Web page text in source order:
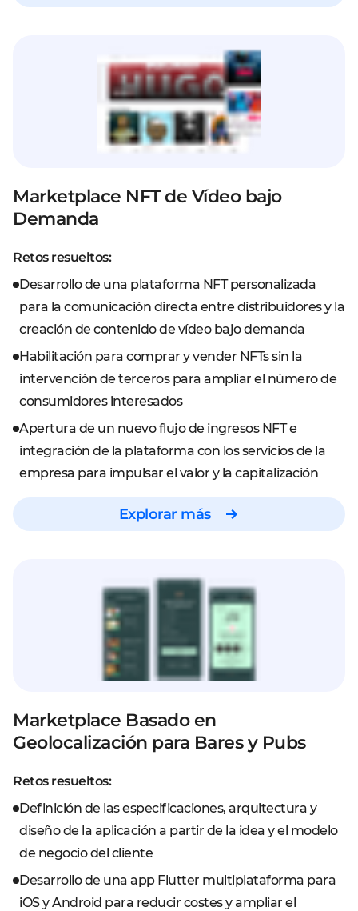
Marketplace NFT de Vídeo bajo
Demanda
Retos resueltos:
Desarrollo de una plataforma NFT personalizada
para la comunicación directa entre distribuidores y la
creación de contenido de vídeo bajo demanda
Habilitación para comprar y vender NFTs sin la
intervención de terceros para ampliar el número de
consumidores interesados
Apertura de un nuevo flujo de ingresos NFT e
integración de la plataforma con los servicios de la
empresa para impulsar el valor y la capitalización
Explorar más
Marketplace Basado en
Geolocalización para Bares y Pubs
Retos resueltos:
Definición de las especificaciones, arquitectura y
diseño de la aplicación a partir de la idea y el modelo
de negocio del cliente
Desarrollo de una app Flutter multiplataforma para
iOS y Android para reducir costes y ampliar el